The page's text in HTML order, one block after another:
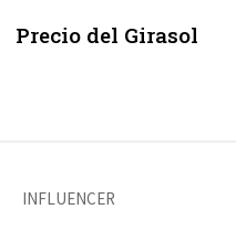
Precio del Girasol
INFLUENCER